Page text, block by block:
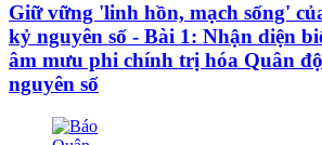
Giữ vững 'linh hồn, mạch sống'
kỷ nguyên số - Bài 1: Nhận diện
âm mưu phi chính trị hóa Quân
nguyên số